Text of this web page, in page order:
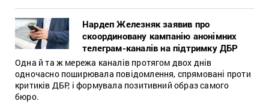
Нардеп Железняк заявив про
скоординовану кампанію анонімних
телеграм-каналів на підтримку ДБР
Одна й та ж мережа каналів протягом двох днів
одночасно поширювала повідомлення, спрямовані проти
критиків ДБР, і формувала позитивний образ самого
бюро.